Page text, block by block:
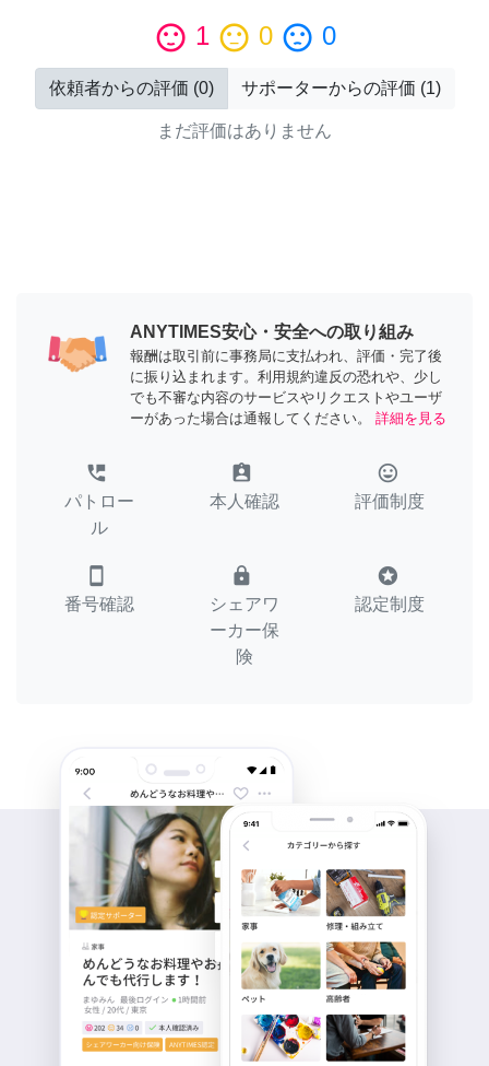
sentiment_satisfied 1 sentiment_neutral 0 sentiment_dissatisfied 0
依頼者からの評価 (0) サポーターからの評価 (1)
まだ評価はありません
ANYTIMES安心・安全への取り組み
報酬は取引前に事務局に支払われ、評価・完了後
に振り込まれます。利用規約違反の恐れや、少し
でも不審な内容のサービスやリクエストやユーザ
ーがあった場合は通報してください。
詳細を見る
perm_phone_msg
パトロー
ル
assignment_ind
本人確認
tag_faces
評価制度
smartphone
番号確認
lock
シェアワ
ーカー保
険
stars
認定制度